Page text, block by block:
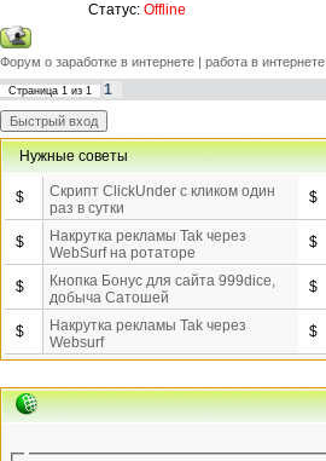
Статус: Offline
Форум о заработке в интернете | работа в интернете
Страница 1 из 1 1
Нужные советы
$
Скрипт ClickUnder с кликом один
раз в сутки
$
$
Накрутка рекламы Tak через
WebSurf на ротаторе
$
$
Кнопка Бонус для сайта 999dice,
добыча Сатошей
$
$
Накрутка рекламы Tak через
Websurf
$